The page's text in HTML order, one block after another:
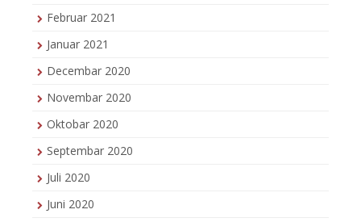
Februar 2021
Januar 2021
Decembar 2020
Novembar 2020
Oktobar 2020
Septembar 2020
Juli 2020
Juni 2020